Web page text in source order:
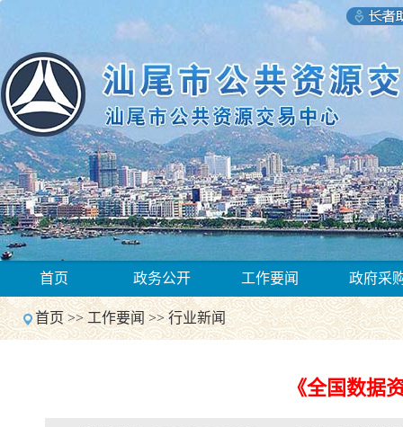
Previous
Next
1
首页 政务公开 工作要闻 政府采
首页>>工作要闻>>行业新闻
《全国数据